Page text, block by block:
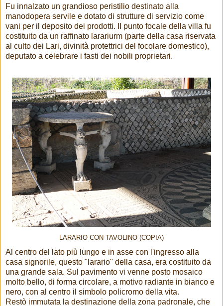
Fu innalzato un grandioso peristilio destinato alla
manodopera servile e dotato di strutture di servizio come
vani per il deposito dei prodotti. II punto focale della villa fu
costituito da un raffinato larariurm (parte della casa riservata
al culto dei Lari, divinità protettrici del focolare domestico),
deputato a celebrare i fasti dei nobili proprietari.
LARARIO CON TAVOLINO (COPIA)
Al centro del lato più lungo e in asse con l'ingresso alla
casa signorile, questo "larario" della casa, era costituito da
una grande sala. Sul pavimento vi venne posto mosaico
molto bello, di forma circolare, a motivo radiante in bianco e
nero, con al centro il simbolo policromo della vita.
Restò immutata la destinazione della zona padronale, che